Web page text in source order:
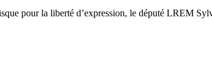
pour la liberté d’expression, le député LREM